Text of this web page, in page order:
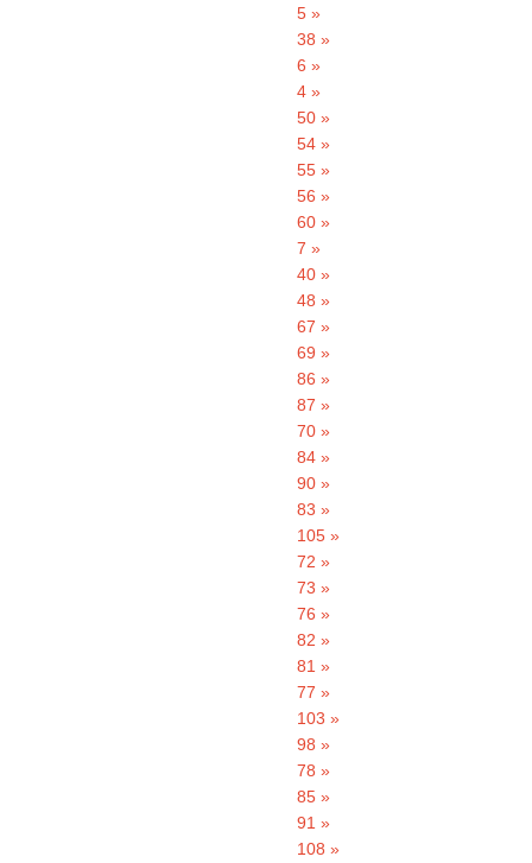
5 »
38 »
6 »
4 »
50 »
54 »
55 »
56 »
60 »
7 »
40 »
48 »
67 »
69 »
86 »
87 »
70 »
84 »
90 »
83 »
105 »
72 »
73 »
76 »
82 »
81 »
77 »
103 »
98 »
78 »
85 »
91 »
108 »